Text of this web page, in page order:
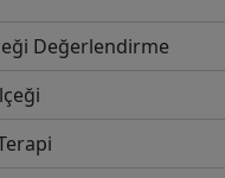
Değerlendirme